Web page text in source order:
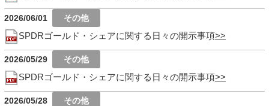
2026/06/01
SPDRゴールド・シェアに関する日々の開示事項
2026/05/29
SPDRゴールド・シェアに関する日々の開示事項
2026/05/28